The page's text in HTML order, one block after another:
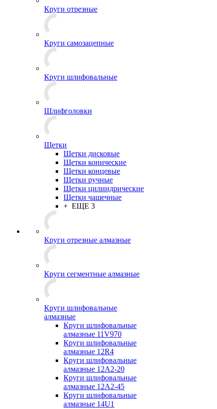
Круги отрезные
Круги самозацепные
Круги шлифовальные
Шлифголовки
Щетки
Щетки дисковые
Щетки конические
Щетки концевые
Щетки ручные
Щетки цилиндрические
Щетки чашечные
+ ЕЩЕ 3
Круги отрезные алмазные
Круги сегментные алмазные
Круги шлифовальные
алмазные
Круги шлифовальные
алмазные 11V970
Круги шлифовальные
алмазные 12R4
Круги шлифовальные
алмазные 12А2-20
Круги шлифовальные
алмазные 12А2-45
Круги шлифовальные
алмазные 14U1